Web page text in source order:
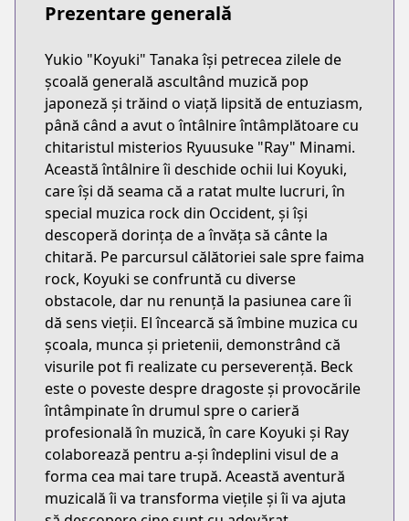
Prezentare generală
Yukio "Koyuki" Tanaka își petrecea zilele de
școală generală ascultând muzică pop
japoneză și trăind o viață lipsită de entuziasm,
până când a avut o întâlnire întâmplătoare cu
chitaristul misterios Ryuusuke "Ray" Minami.
Această întâlnire îi deschide ochii lui Koyuki,
care își dă seama că a ratat multe lucruri, în
special muzica rock din Occident, și își
descoperă dorința de a învăța să cânte la
chitară. Pe parcursul călătoriei sale spre faima
rock, Koyuki se confruntă cu diverse
obstacole, dar nu renunță la pasiunea care îi
dă sens vieții. El încearcă să îmbine muzica cu
școala, munca și prietenii, demonstrând că
visurile pot fi realizate cu perseverență. Beck
este o poveste despre dragoste și provocările
întâmpinate în drumul spre o carieră
profesională în muzică, în care Koyuki și Ray
colaborează pentru a-și îndeplini visul de a
forma cea mai tare trupă. Această aventură
muzicală îi va transforma viețile și îi va ajuta